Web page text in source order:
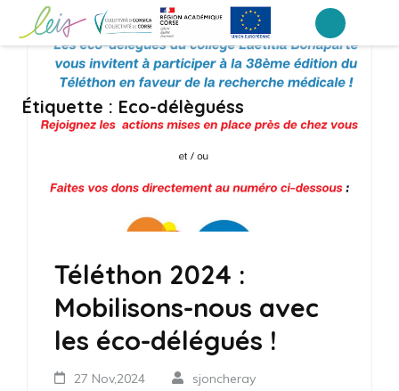
contenu
Entrée)
Collège Laetitia Bonaparte – Ajaccio
Étiquette : Eco-délèguéss
Téléthon 2024 :
Mobilisons-nous avec
les éco-délégués !
27 Nov,2024 sjoncheray